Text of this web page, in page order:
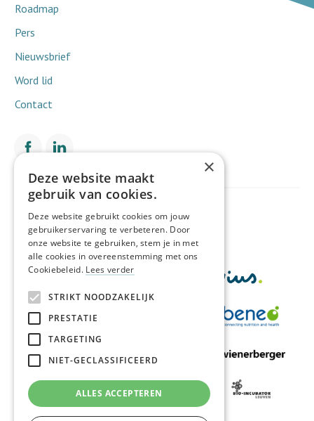
Roadmap
Pers
Nieuwsbrief
Word lid
Contact
×
Deze website maakt
gebruik van cookies.
Deze website gebruikt cookies om jouw
gebruikerservaring te verbeteren. Door
onze website te gebruiken, stem je in met
alle cookies in overeenstemming met ons
Cookiebeleid. Lees verder
STRIKT NOODZAKELIJK
PRESTATIE
TARGETING
NIET-GECLASSIFICEERD
ALLES ACCEPTEREN